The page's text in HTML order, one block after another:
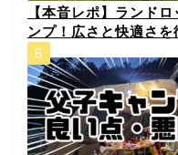
【本音レポ】ランド
ンプ！広さと快適さを